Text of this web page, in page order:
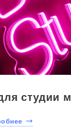
студии